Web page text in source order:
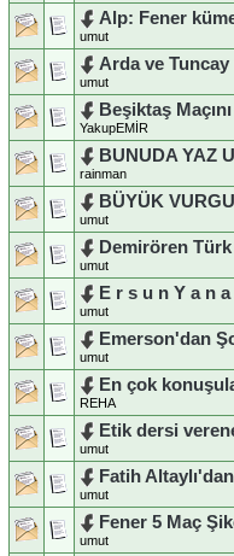
Alp: Fener
umut
Arda ve
umut
Beşiktaş
YakupEMİR
BUNUDA YAZ
rainman
BÜYÜK
umut
Demirören
umut
E r s u n Y a n
umut
Emerson'dan
umut
En çok
REHA
Etik dersi
umut
Fatih
umut
Fener 5 Maç
umut